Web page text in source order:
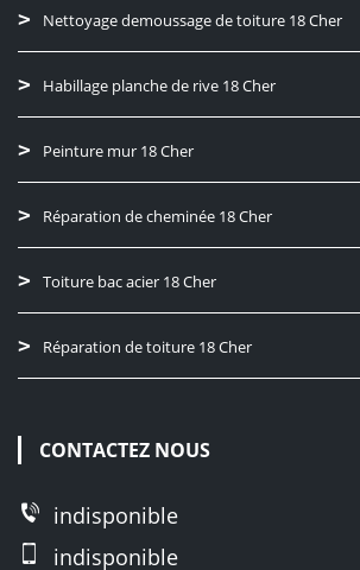
Nettoyage demoussage de toiture 18 Cher
Habillage planche de rive 18 Cher
Peinture mur 18 Cher
Réparation de cheminée 18 Cher
Toiture bac acier 18 Cher
Réparation de toiture 18 Cher
CONTACTEZ NOUS
indisponible
indisponible